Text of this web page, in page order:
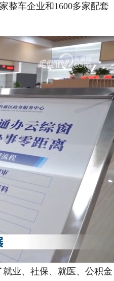
整车企业和1600多家配套
业、社保、就医、公积金